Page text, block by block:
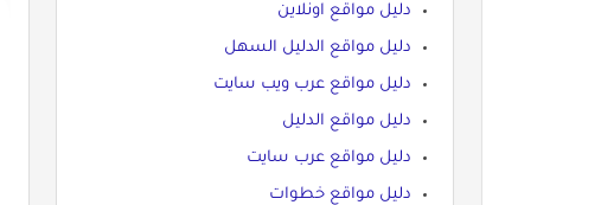
دليل مواقع اونلاين
دليل مواقع الدليل السهل
دليل مواقع عرب ويب سايت
دليل مواقع الدليل
دليل مواقع عرب سايت
دليل مواقع خطوات